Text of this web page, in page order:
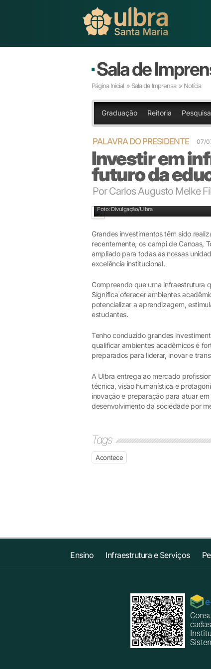
Sala de
Página Inicial » Sala de Imprensa » Notícia
Graduação Reitoria Pesquisa
PALAVRA DO PRESIDENTE 07/
Investir em
futuro da
Por Carlos Augusto Melke
Foto: Divulgação/Ulbra
Grandes investimentos têm sido
recentemente, os campi de Canoas,
ampliado para todas as nossas
excelência institucional.
Compreendo que uma infraestrutura
Significa oferecer ambientes
potencializar a aprendizagem,
estudantes.
Tenho conduzido grandes
qualificar ambientes acadêmicos é
preparados para liderar, inovar e
A Ulbra entrega ao mercado
técnica, visão humanística e
inovação e preparação para atuar
desenvolvimento da sociedade por
Tags
Acontece
Ensino Infraestrutura e Serviços